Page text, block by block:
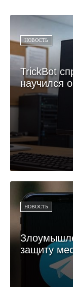
НОВОСТЬ
TrickBot
научился
НОВОСТЬ
защиту